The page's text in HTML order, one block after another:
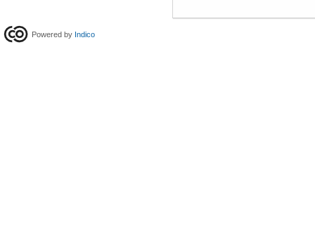
Powered by Indico